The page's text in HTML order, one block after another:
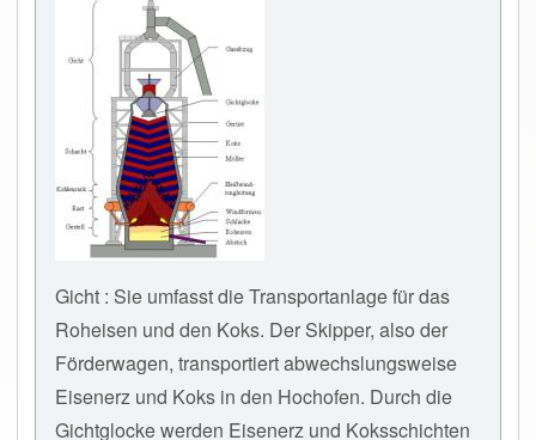
Gicht : Sie umfasst die Transportanlage für das
Roheisen und den Koks. Der Skipper, also der
Förderwagen, transportiert abwechslungsweise
Eisenerz und Koks in den Hochofen. Durch die
Gichtglocke werden Eisenerz und Koksschichten